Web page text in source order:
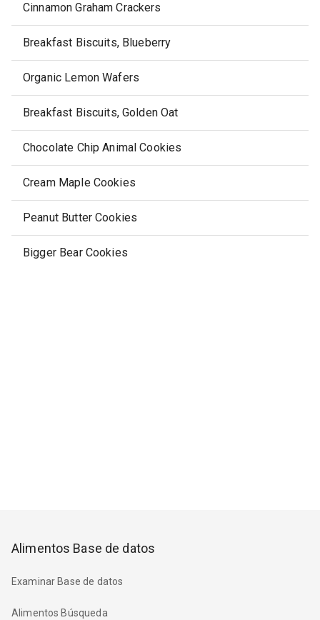
Cinnamon Graham Crackers
Breakfast Biscuits, Blueberry
Organic Lemon Wafers
Breakfast Biscuits, Golden Oat
Chocolate Chip Animal Cookies
Cream Maple Cookies
Peanut Butter Cookies
Bigger Bear Cookies
Alimentos Base de datos
Examinar Base de datos
Alimentos Búsqueda